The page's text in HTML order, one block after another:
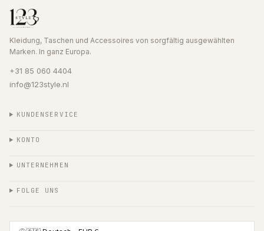
Kleidung, Taschen und Accessoires von sorgfältig ausgewählten
Marken. In ganz Europa.
+31 85 060 4404
info@123style.nl
KUNDENSERVICE
KONTO
UNTERNEHMEN
FOLGE UNS